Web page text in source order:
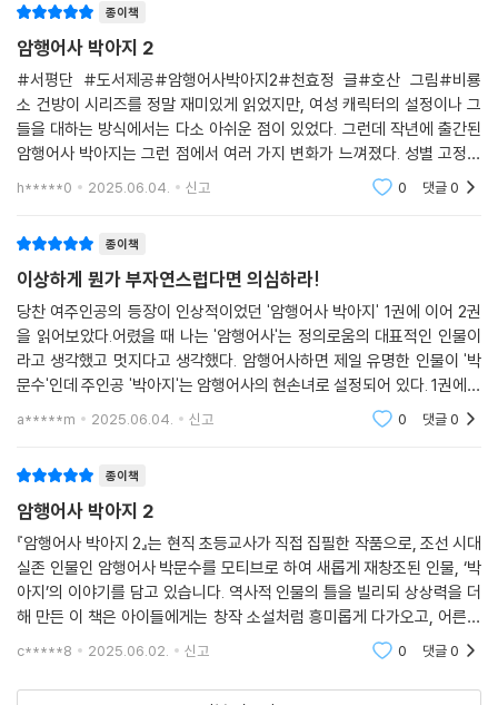
종이책
암행어사 박아지 2
#서평단 #도서제공#암행어사박아지2#천효정 글#호산 그림#비룡
소 건방이 시리즈를 정말 재미있게 읽었지만, 여성 캐릭터의 설정이나 그
들을 대하는 방식에서는 다소 아쉬운 점이 있었다. 그런데 작년에 출간된
암행어사 박아지는 그런 점에서 여러 가지 변화가 느껴졌다. 성별 고정관
념을 깨기 위한 시도가 곳곳에서 보인다. 표지만 봤을 땐 전혀 몰랐는데, 주
h*****0 2025.06.04. 신고 0 댓글0
종이책
이상하게 뭔가 부자연스럽다면 의심하라!
당찬 여주인공의 등장이 인상적이었던 '암행어사 박아지' 1권에 이어 2권
을 읽어보았다.어렸을 때 나는 '암행어사'는 정의로움의 대표적인 인물이
라고 생각했고 멋지다고 생각했다. 암행어사하면 제일 유명한 인물이 '박
문수'인데 주인공 '박아지'는 암행어사의 현손녀로 설정되어 있다. 1권에서
는 드러나있지 않은 박아지의 탄생에 얽힌 부분이 2권에서 잠깐 언급되기
a*****m 2025.06.04. 신고 0 댓글0
종이책
암행어사 박아지 2
『암행어사 박아지 2』는 현직 초등교사가 직접 집필한 작품으로, 조선 시대
실존 인물인 암행어사 박문수를 모티브로 하여 새롭게 재창조된 인물, ‘박
아지’의 이야기를 담고 있습니다. 역사적 인물의 틀을 빌리되 상상력을 더
해 만든 이 책은 아이들에게는 창작 소설처럼 흥미롭게 다가오고, 어른들
에게는 익숙한 인물에 대한 신선한 해석으로 읽는 재미를 선사합니다.책의
c*****8 2025.06.02. 신고 0 댓글0